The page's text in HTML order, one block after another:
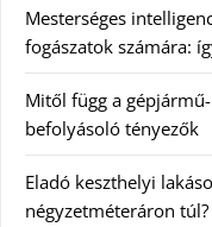
Mesterséges
fogászatok számára:
Mitől függ a
befolyásoló tényezők
Eladó keszthelyi
négyzetméteráron túl?